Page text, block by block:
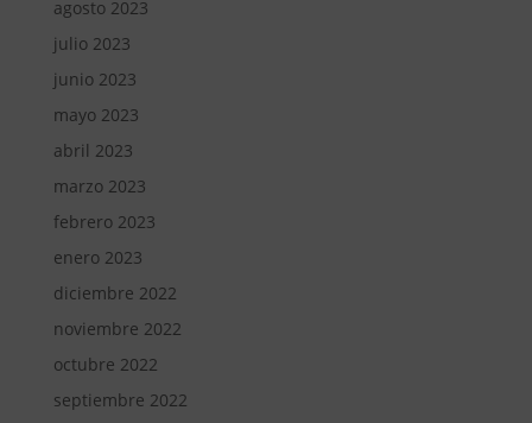
agosto 2023
julio 2023
junio 2023
mayo 2023
abril 2023
marzo 2023
febrero 2023
enero 2023
diciembre 2022
noviembre 2022
octubre 2022
septiembre 2022